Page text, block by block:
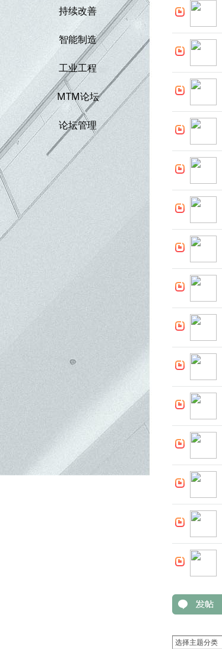
持续改善
智能制造
工业工程
MTM论坛
论坛管理
论
坛
选择主题分类